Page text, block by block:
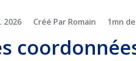
2026 Créé Par Romain 1mn